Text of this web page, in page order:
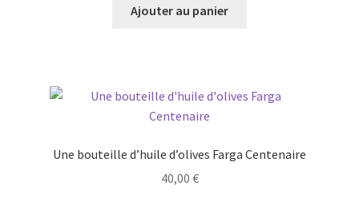
Ajouter au panier
Une bouteille d’huile d’olives Farga Centenaire
40,00 €